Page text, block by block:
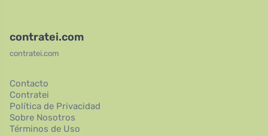
contratei.com
contratei.com
Contacto
Contratei
Política de Privacidad
Sobre Nosotros
Términos de Uso